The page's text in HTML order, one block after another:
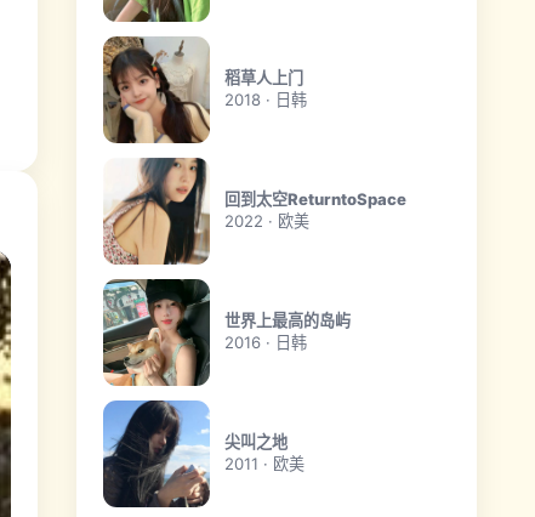
稻草人上门
2018 · 日韩
回到太空ReturntoSpace
2022 · 欧美
世界上最高的岛屿
2016 · 日韩
尖叫之地
2011 · 欧美